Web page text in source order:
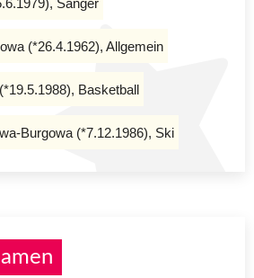
Sänger
(*26.4.1962), Allgemein
Basketball
Burgowa (*7.12.1986), Ski